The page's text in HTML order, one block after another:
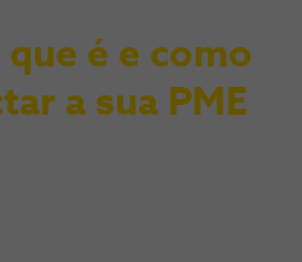
é e como
a sua PME